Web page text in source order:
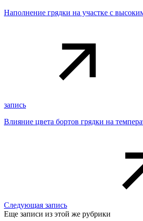
Наполнение грядки на участке с
запись
Влияние цвета бортов грядки на
Следующая запись
Еще записи из этой же рубрики